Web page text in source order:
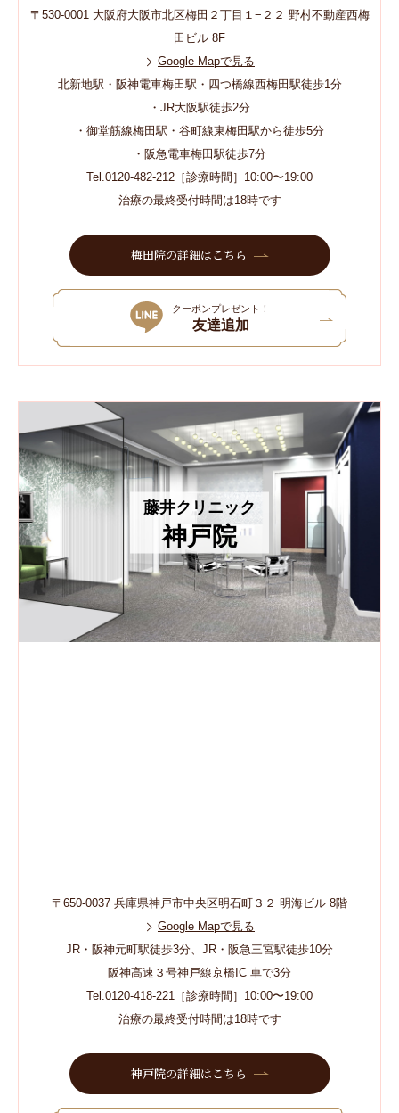
〒530-0001 大阪府大阪市北区梅田２丁目１−２２ 野村不動産西梅
田ビル 8F
Google Mapで見る
北新地駅・阪神電車梅田駅・四つ橋線西梅田駅徒歩1分
・JR大阪駅徒歩2分
・御堂筋線梅田駅・谷町線東梅田駅から徒歩5分
・阪急電車梅田駅徒歩7分
Tel.0120-482-212［診療時間］10:00〜19:00
治療の最終受付時間は18時です
梅田院の詳細はこちら
クーポンプレゼント！
友達追加
藤井クリニック
神戸院
〒650-0037 兵庫県神戸市中央区明石町３２ 明海ビル 8階
Google Mapで見る
JR・阪神元町駅徒歩3分、JR・阪急三宮駅徒歩10分
阪神高速３号神戸線京橋IC 車で3分
Tel.0120-418-221［診療時間］10:00〜19:00
治療の最終受付時間は18時です
神戸院の詳細はこちら